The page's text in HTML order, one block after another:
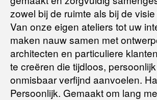
Voor meer informatie kunt u terecht op:
Terugbetalingsbeleid
zowel bij de ruimte als bij de
Van onze eigen ateliers tot uw
maken nauw samen met
architecten en particuliere
te creëren die tijdloos,
onmisbaar verfijnd aanvoelen.
Persoonlijk. Gemaakt om lang